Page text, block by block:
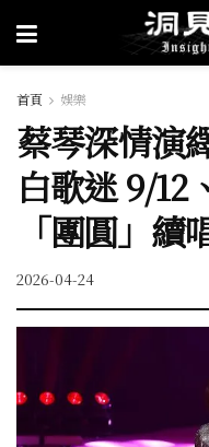
首頁 娛樂
蔡琴深情演
白歌迷 9/12
「團圓」續
2026-04-24